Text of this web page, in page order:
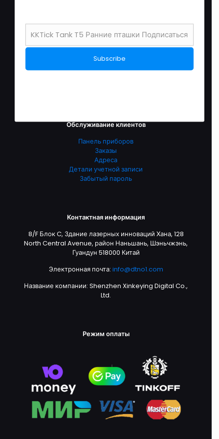
связаться с нами
О нас
Перевозки
политика возврата после продажи
Обслуживание клиентов
Панель приборов
Заказы
Адреса
Детали учетной записи
Забытый пароль
Контактная информация
8/F Блок C, Здание лазерных инноваций Хана, 128
North Central Avenue, район Наньшань, Шэньчжэнь,
Гуандун 518000 Китай
Электронная почта: info@dtno1.com
Название компании: Shenzhen Xinkeying Digital Co.,
Ltd.
Режим оплаты